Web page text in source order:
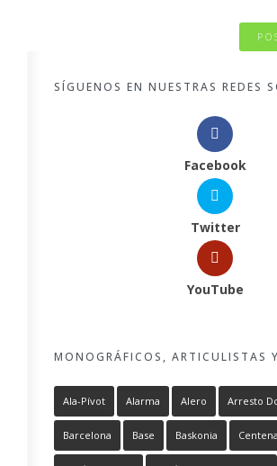
SÍGUENOS EN NUESTRAS REDES
Facebook
Twitter
YouTube
MONOGRÁFICOS, ARTICULISTAS
Ala-Pívot Alarma Alero Arresto
Barcelona Base Baskonia Centena